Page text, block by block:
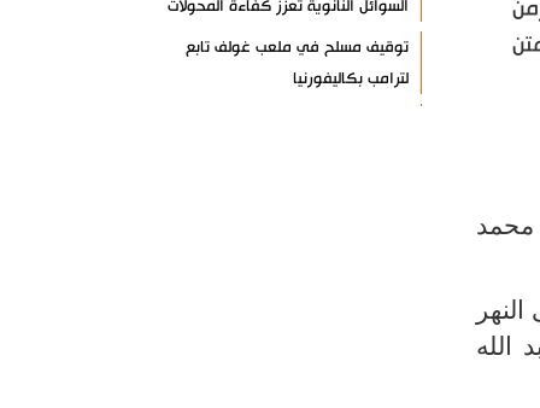
محمد
الله
السوائل النانوية تعزز كفاءة المحولات
توقيف مسلح في ملعب غولف تابع
لترامب بكاليفورنيا